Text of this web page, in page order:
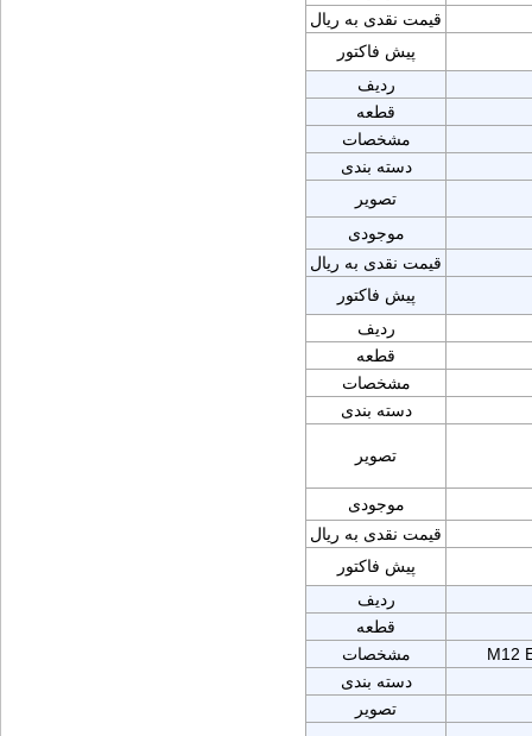
قیمت نقدی به ریال
پیش فاکتور
ردیف
قطعه
مشخصات
دسته بندی
تصویر
موجودی
قیمت نقدی به ریال
پیش فاکتور
ردیف
قطعه
مشخصات
دسته بندی
تصویر
موجودی
قیمت نقدی به ریال
پیش فاکتور
ردیف
قطعه
مشخصات
M12
دسته بندی
تصویر